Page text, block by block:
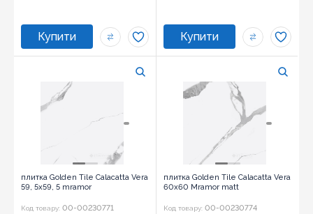
плитка Golden Tile Calacatta Vera
59, 5x59, 5 mramor
Код товару: 00-00230771
плитка Golden Tile Calacatta Vera
60x60 Mramor matt
Код товару: 00-00230774